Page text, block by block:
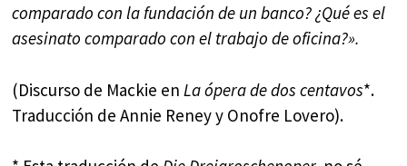
comparado con la fundación de un banco? ¿Qué es el
asesinato comparado con el trabajo de oficina?».
(Discurso de Mackie enLa ópera de dos centavos*.
Traducción de Annie Reney y Onofre Lovero).